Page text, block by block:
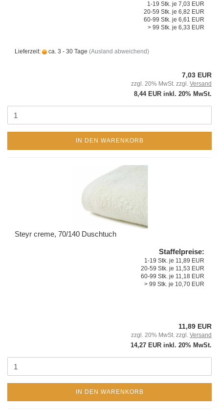
1-19 Stk. je 7,03 EUR
20-59 Stk. je 6,82 EUR
60-99 Stk. je 6,61 EUR
> 99 Stk. je 6,33 EUR
Lieferzeit: ca. 3 - 30 Tage (Ausland abweichend)
7,03 EUR
zzgl. 20% MwSt. zzgl. Versand
8,44 EUR inkl. 20% MwSt.
IN DEN WARENKORB
Steyr creme, 70/140 Duschtuch
Staffelpreise:
1-19 Stk. je 11,89 EUR
20-59 Stk. je 11,53 EUR
60-99 Stk. je 11,18 EUR
> 99 Stk. je 10,70 EUR
11,89 EUR
zzgl. 20% MwSt. zzgl. Versand
14,27 EUR inkl. 20% MwSt.
IN DEN WARENKORB